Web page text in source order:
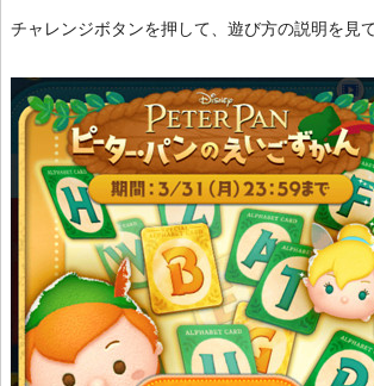
チャレンジボタンを押して、遊び方の説明を見